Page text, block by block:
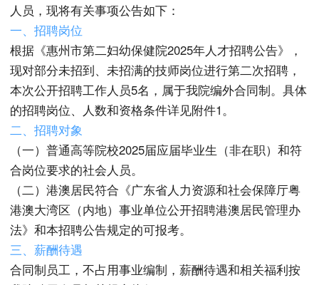
人员，现将有关事项公告如下：
一、招聘岗位
根据《惠州市第二妇幼保健院2025年人才招聘公告》，
现对部分未招到、未招满的技师岗位进行第二次招聘，
本次公开招聘工作人员5名，属于我院编外合同制。具体
的招聘岗位、人数和资格条件详见附件1。
二、招聘对象
（一）普通高等院校2025届应届毕业生（非在职）和符
合岗位要求的社会人员。
（二）港澳居民符合《广东省人力资源和社会保障厅粤
港澳大湾区（内地）事业单位公开招聘港澳居民管理办
法》和本招聘公告规定的可报考。
三、薪酬待遇
合同制员工，不占用事业编制，薪酬待遇和相关福利按